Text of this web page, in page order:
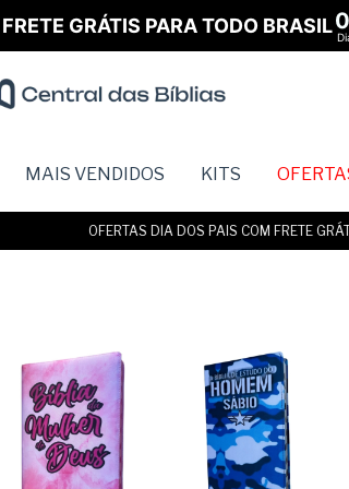
OFERTAS DIA DOS PAIS COM FRETE
GRÁTIS PARA TODO BRASIL
MAIS VENDIDOS KITS